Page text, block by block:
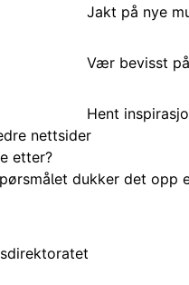
Jakt på nye
Vær bevisst
Hent
nettsider
etter?
dukker det opp